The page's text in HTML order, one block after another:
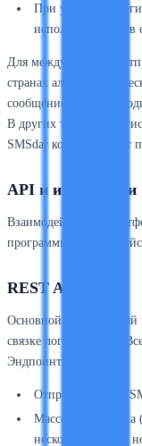
При успешной
использовать его в
Для международных
странах
сообщение будет
В других требуется
SMSdar консультируют
API и интеграции
Взаимодействие с
программных
REST API
Основной
связке логин-пароль.
Эндпоинты:
Отправка одного
Массовая
нескольких тысяч